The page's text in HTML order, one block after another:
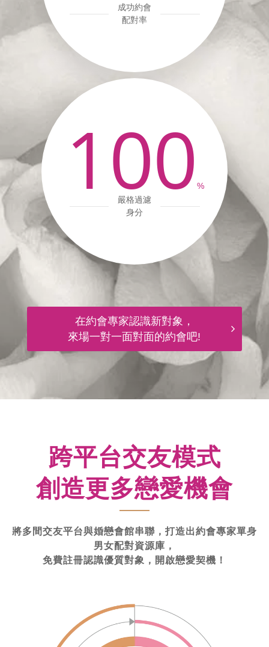
成功約會
配對率
100 %
嚴格過濾
身分
在約會專家認識新對象，
來場一對一面對面的約會吧!
跨平台交友模式
創造更多戀愛機會
將多間交友平台與婚戀會館串聯，打造出約會專家單身
男女配對資源庫，
免費註冊認識優質對象，開啟戀愛契機！